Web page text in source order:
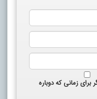
زمانی که دوباره